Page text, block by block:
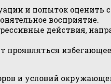
и попыток оценить
восприятие.
действия,
и условий